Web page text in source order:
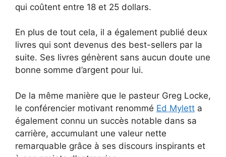
qui coûtent entre 18 et 25 dollars.
En plus de tout cela, il a également publié deux
livres qui sont devenus des best-sellers par la
suite. Ses livres génèrent sans aucun doute une
bonne somme d’argent pour lui.
De la même manière que le pasteur Greg Locke,
le conférencier motivant renommé Ed Mylett a
également connu un succès notable dans sa
carrière, accumulant une valeur nette
remarquable grâce à ses discours inspirants et